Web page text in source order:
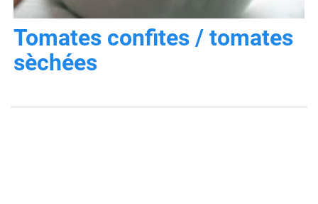
Tomates confites / tomates
sèchées